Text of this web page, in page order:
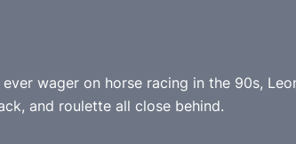
wager on horse racing in the 90s,
and roulette all close behind.